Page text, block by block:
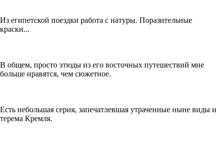
Из египетской поездки работа с натуры. Поразительные
краски...
В общем, просто этюды из его восточных путешествий мне
больше нравятся, чем сюжетное.
Есть небольшая серия, запечатлевшая утраченные ныне виды и
терема Кремля.